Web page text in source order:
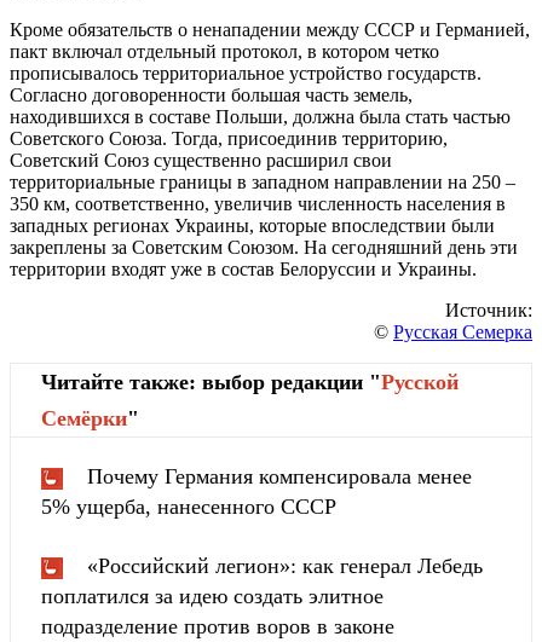
Кроме обязательств о ненападении между СССР и Германией,
пакт включал отдельный протокол, в котором четко
прописывалось территориальное устройство государств.
Согласно договоренности большая часть земель,
находившихся в составе Польши, должна была стать частью
Советского Союза. Тогда, присоединив территорию,
Советский Союз существенно расширил свои
территориальные границы в западном направлении на 250 –
350 км, соответственно, увеличив численность населения в
западных регионах Украины, которые впоследствии были
закреплены за Советским Союзом. На сегодняшний день эти
территории входят уже в состав Белоруссии и Украины.
Источник:
© Русская Семерка
Читайте также: выбор редакции "Русской
Cемёрки"
Почему Германия компенсировала менее
5% ущерба, нанесенного СССР
«Российский легион»: как генерал Лебедь
поплатился за идею создать элитное
подразделение против воров в законе